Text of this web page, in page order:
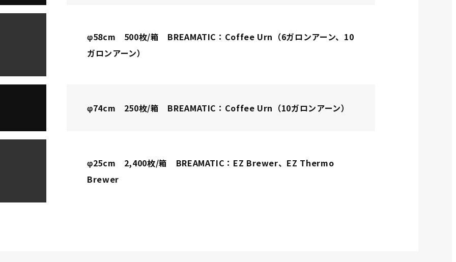
φ58cm 500枚/箱 BREAMATIC：Coffee Urn（6ガロンアーン、10
ガロンアーン）
φ74cm 250枚/箱 BREAMATIC：Coffee Urn（10ガロンアーン）
φ25cm 2,400枚/箱 BREAMATIC：EZ Brewer、EZ Thermo
Brewer